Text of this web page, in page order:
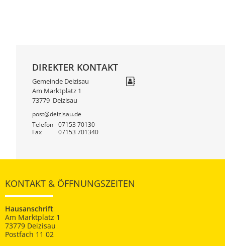
DIREKTER KONTAKT
Gemeinde Deizisau
Am Marktplatz 1
73779 Deizisau
post@deizisau.de
Telefon
07153 70130
Fax 07153 701340
KONTAKT & ÖFFNUNGSZEITEN
Hausanschrift
Am Marktplatz 1
73779 Deizisau
Postfach 11 02